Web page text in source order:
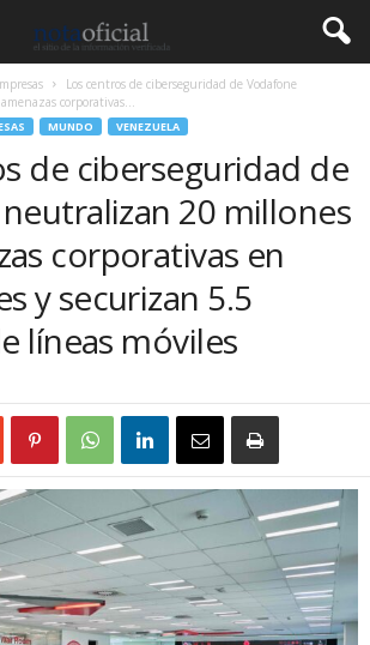
Los centros de ciberseguridad de Vodafone
corporativas...
MUNDO VENEZUELA
de ciberseguridad de
20 millones
corporativas en
y securizan 5.5
líneas móviles